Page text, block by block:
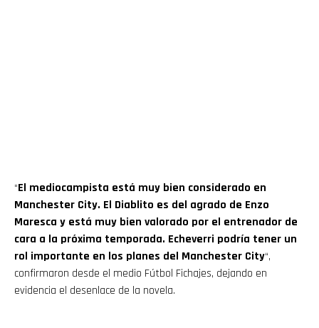
“El mediocampista está muy bien considerado en
Manchester City. El Diablito es del agrado de Enzo
Maresca y está muy bien valorado por el entrenador de
cara a la próxima temporada. Echeverri podría tener un
rol importante en los planes del Manchester City“,
confirmaron desde el medio Fútbol Fichajes, dejando en
evidencia el desenlace de la novela.